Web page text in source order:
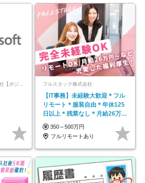
日本マイクロソフト株式会社【ポジションマッチ登録】 フルスタック株式会社
【IT事務】未経験大歓迎＊フル
リモート＊服装自由＊年休125
日以上＊残業なし＊月給26万円
以上
350～500万円
フルリモートあり